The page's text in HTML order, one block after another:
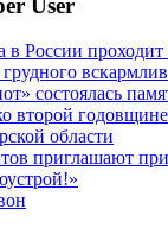
User
в России
состоялась
второй
области
приглашают